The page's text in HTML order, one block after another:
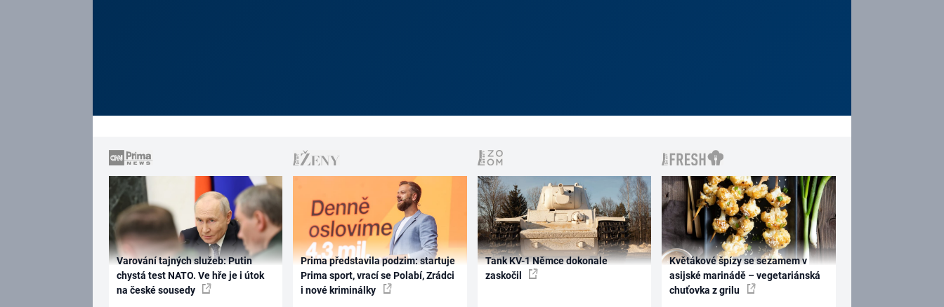
Varování tajných služeb: Putin
chystá test NATO. Ve hře je i útok
na české sousedy
Prima představila podzim: startuje
Prima sport, vrací se Polabí, Zrádci
i nové kriminálky
Tank KV-1 Němce dokonale
zaskočil
Květákové špízy se sezamem v
asijské marinádě – vegetariánská
chuťovka z grilu